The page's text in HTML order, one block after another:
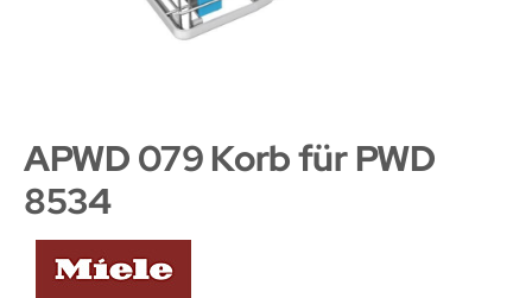
APWD 079 Korb für PWD
8534